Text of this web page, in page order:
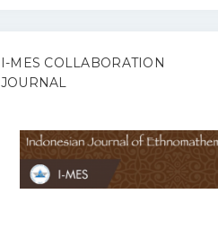
I-MES COLLABORATION
JOURNAL